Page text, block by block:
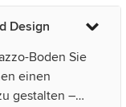
Modernes
gelber Wandfarbe,
in Paris
Design
Boden Sie
einen
gestalten –